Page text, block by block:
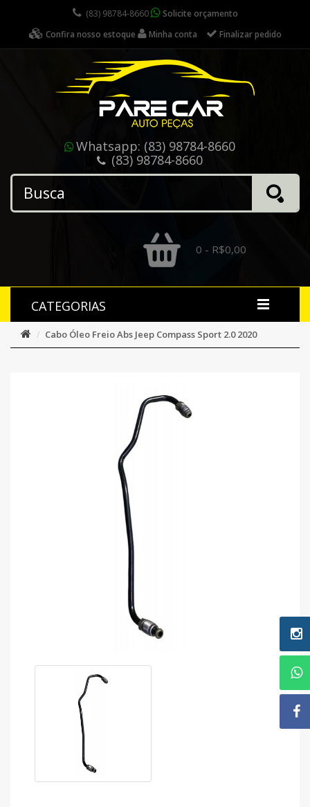
(83) 98784-8660
Solicite orçamento
Confira nosso estoque
Minha conta Finalizar pedido
Whatsapp: (83) 98784-8660
(83) 98784-8660
0 - R$0,00
CATEGORIAS
Cabo Óleo Freio Abs Jeep Compass Sport 2.0 2020